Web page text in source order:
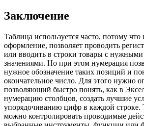
Заключение
Таблица используется часто, потому что
оформление, позволяет проводить
или вводить в строки товары с
значениями. Но при этом нумерация
нужное обозначение таких позиций и
окончательное число. Для этого нужно
позволяющий быстро понять, как в
нумерацию столбцов, создать лучшие
упорядочиванию цифр в каждой строке.
можно контролировать проводимые